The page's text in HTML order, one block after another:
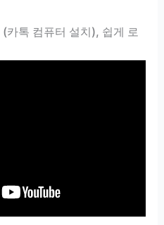
카톡 컴퓨터 설치), 쉽게 로